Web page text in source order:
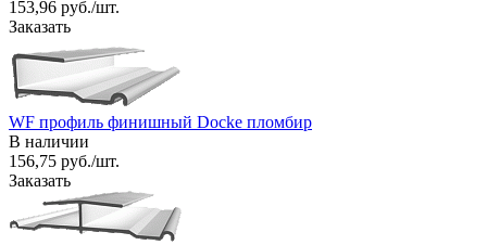
153,96 руб./шт.
Заказать
WF профиль финишный Docke пломбир
В наличии
156,75 руб./шт.
Заказать